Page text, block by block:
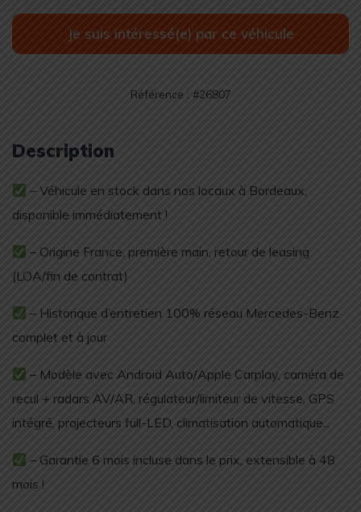
Je suis intéressé(e) par ce véhicule
Référence : #26807
Description
– Véhicule en stock dans nos locaux à Bordeaux,
disponible immédiatement !
– Origine France, première main, retour de leasing
(LOA/fin de contrat)
– Historique d’entretien 100% réseau Mercedes-Benz
complet et à jour
– Modèle avec Android Auto/Apple Carplay, caméra de
recul + radars AV/AR, régulateur/limiteur de vitesse, GPS
intégré, projecteurs full-LED, climatisation automatique...
– Garantie 6 mois incluse dans le prix, extensible à 48
mois !